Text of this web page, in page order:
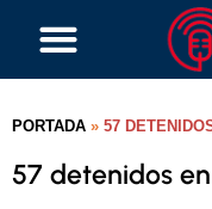
PORTADA » 57
57 detenidos